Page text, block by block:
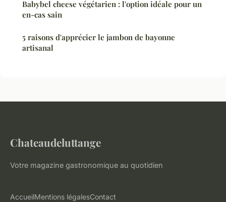
Babybel cheese végétarien : l'option idéale pour un
en-cas sain
5 raisons d'apprécier le jambon de bayonne
artisanal
Chateaudeluttange
Votre magazine gastronomique au quotidien
AccueilMentions légalesContact